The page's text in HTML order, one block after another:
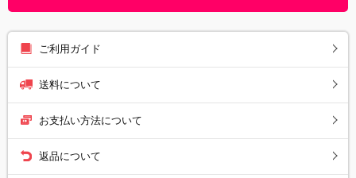
ご利用ガイド
送料について
お支払い方法について
返品について